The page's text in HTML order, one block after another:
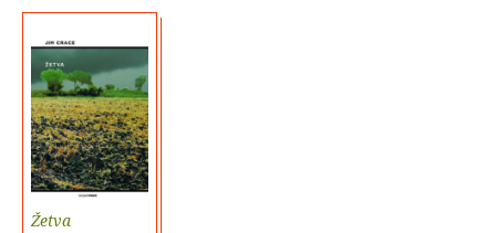
Žetva